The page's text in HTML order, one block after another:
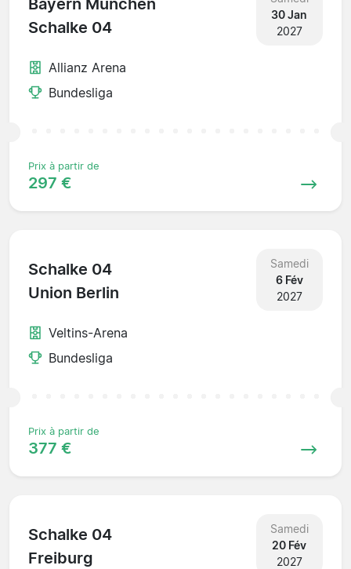
Bayern München
Schalke 04
30 Jan
2027
Allianz Arena
Bundesliga
Prix à partir de
297 €
Schalke 04
Union Berlin
Samedi
6 Fév
2027
Veltins-Arena
Bundesliga
Prix à partir de
377 €
Schalke 04
Freiburg
Samedi
20 Fév
2027